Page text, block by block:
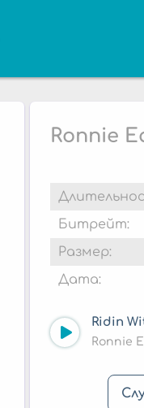
Ronnie
Битрейт:
Размер:
Дата:
Ridin
Ronnie